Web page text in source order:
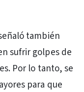
también
sufrir golpes de
Por lo tanto, se
para que